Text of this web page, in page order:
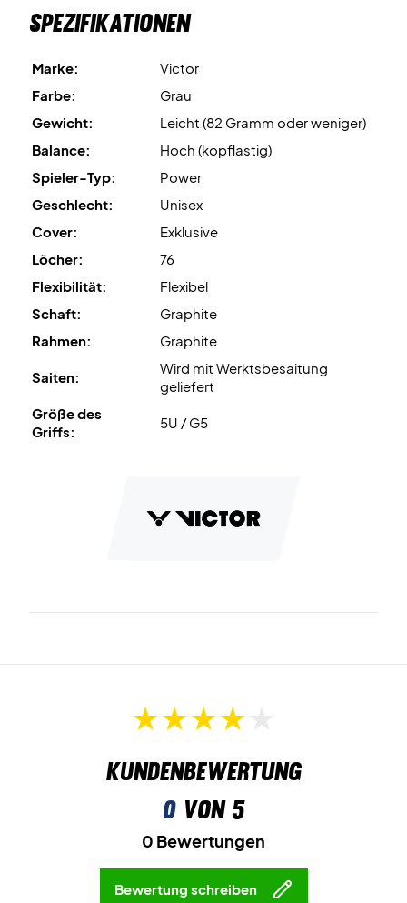
Spezifikationen
Marke:
Victor
Farbe:
Grau
Gewicht:
Leicht (82 Gramm oder weniger)
Balance:
Hoch (kopflastig)
Spieler-Typ:
Power
Geschlecht:
Unisex
Cover:
Exklusive
Löcher:
76
Flexibilität:
Flexibel
Schaft:
Graphite
Rahmen:
Graphite
Saiten:
Wird mit Werktsbesaitung
geliefert
Größe des
Griffs:
5U / G5
Kundenbewertung
0von 5
0 Bewertungen
Bewertung schreiben